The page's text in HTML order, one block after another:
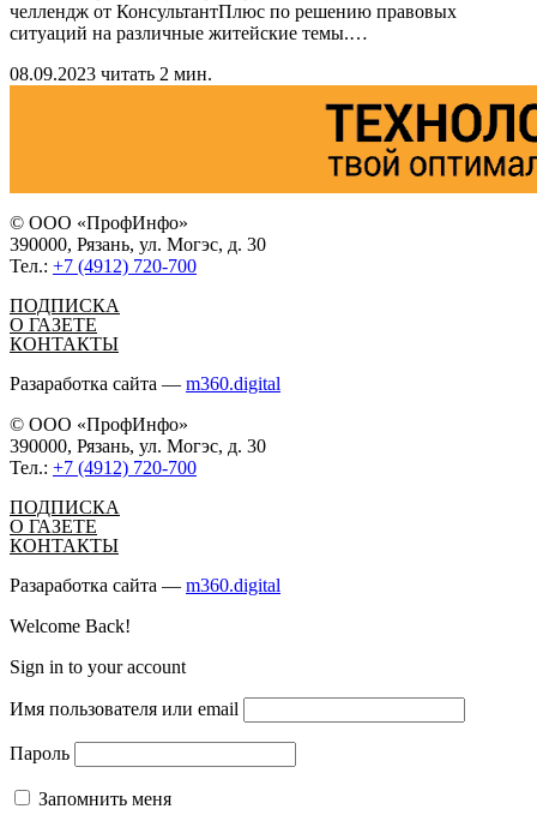
челлендж от КонсультантПлюс по решению правовых
ситуаций на различные житейские темы.…
08.09.2023 читать 2 мин.
© ООО «ПрофИнфо»
390000, Рязань, ул. Могэс, д. 30
Тел.: +7 (4912) 720-700
ПОДПИСКА
О ГАЗЕТЕ
КОНТАКТЫ
Разаработка сайта — m360.digital
© ООО «ПрофИнфо»
390000, Рязань, ул. Могэс, д. 30
Тел.: +7 (4912) 720-700
ПОДПИСКА
О ГАЗЕТЕ
КОНТАКТЫ
Разаработка сайта — m360.digital
Welcome Back!
Sign in to your account
Имя пользователя или email
Пароль
Запомнить меня